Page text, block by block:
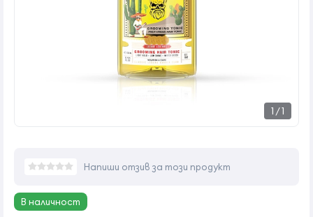
1 /1
Напиши отзив за този продукт
В наличност